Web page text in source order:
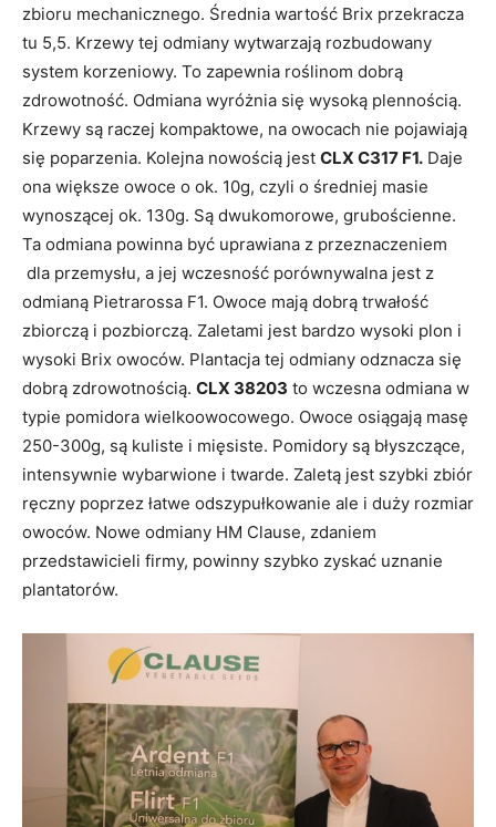
zbioru mechanicznego. Średnia wartość Brix przekracza
tu 5,5. Krzewy tej odmiany wytwarzają rozbudowany
system korzeniowy. To zapewnia roślinom dobrą
zdrowotność. Odmiana wyróżnia się wysoką plennością.
Krzewy są raczej kompaktowe, na owocach nie pojawiają
się poparzenia. Kolejna nowością jest CLX C317 F1. Daje
ona większe owoce o ok. 10g, czyli o średniej masie
wynoszącej ok. 130g. Są dwukomorowe, grubościenne.
Ta odmiana powinna być uprawiana z przeznaczeniem
dla przemysłu, a jej wczesność porównywalna jest z
odmianą Pietrarossa F1. Owoce mają dobrą trwałość
zbiorczą i pozbiorczą. Zaletami jest bardzo wysoki plon i
wysoki Brix owoców. Plantacja tej odmiany odznacza się
dobrą zdrowotnością. CLX 38203 to wczesna odmiana w
typie pomidora wielkoowocowego. Owoce osiągają masę
250-300g, są kuliste i mięsiste. Pomidory są błyszczące,
intensywnie wybarwione i twarde. Zaletą jest szybki zbiór
ręczny poprzez łatwe odszypułkowanie ale i duży rozmiar
owoców. Nowe odmiany HM Clause, zdaniem
przedstawicieli firmy, powinny szybko zyskać uznanie
plantatorów.